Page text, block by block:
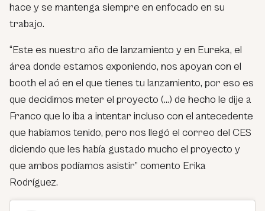
hace y se mantenga siempre en enfocado en su
trabajo.
“Este es nuestro año de lanzamiento y en Eureka, el
área donde estamos exponiendo, nos apoyan con el
booth el aó en el que tienes tu lanzamiento, por eso es
que decidimos meter el proyecto (…) de hecho le dije a
Franco que lo iba a intentar incluso con el antecedente
que habíamos tenido, pero nos llegó el correo del CES
diciendo que les había gustado mucho el proyecto y
que ambos podíamos asistir” comento Erika
Rodríguez.